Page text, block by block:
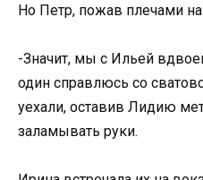
Но Петр, пожав плечами
-Значит, мы с Ильей
один справлюсь со
уехали, оставив Лидию
заламывать руки.